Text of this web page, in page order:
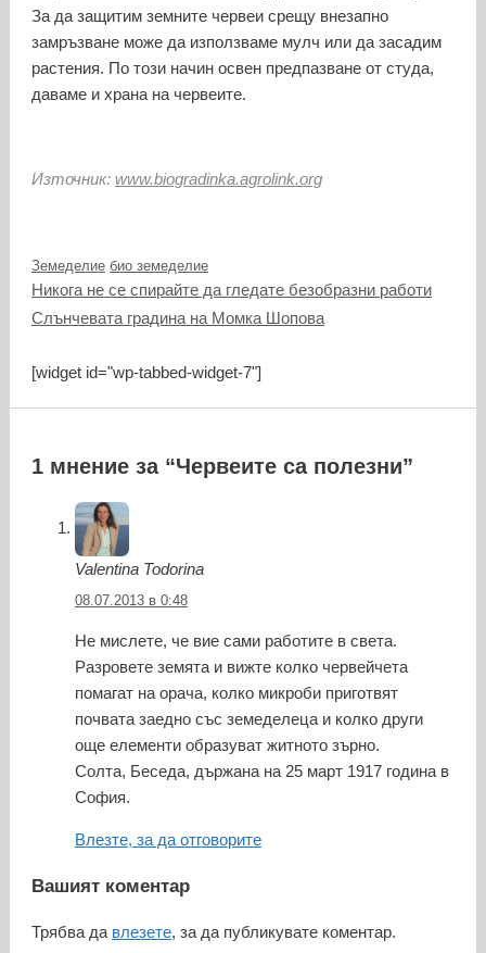
За да защитим земните червеи срещу внезапно
замръзване може да използваме мулч или да засадим
растения. По този начин освен предпазване от студа,
даваме и храна на червеите.
Източник: www.biogradinka.agrolink.org
Категории
Земеделие Етикети
био земеделие
Никога не се спирайте да гледате безобразни работи
Слънчевата градина на Момка Шопова
[widget id="wp-tabbed-widget-7"]
1 мнение за “Червеите са полезни”
Valentina Todorina
08.07.2013 в 0:48
Не мислете, че вие сами работите в света.
Разровете земята и вижте колко червейчета
помагат на орача, колко микроби приготвят
почвата заедно със земеделеца и колко други
още елементи образуват житното зърно.
Солта, Беседа, държана на 25 март 1917 година в
София.
Влезте, за да отговорите
Вашият коментар
Трябва да влезете, за да публикувате коментар.